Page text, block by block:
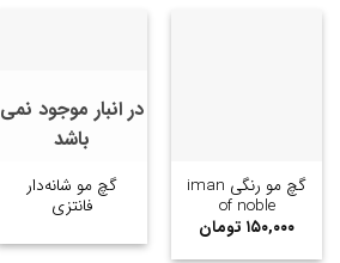
گچ مو رنگی iman
of noble
۱۵۰,۰۰۰ تومان
در انبار موجود نمی
باشد
گچ مو شانه‌دار
فانتزی